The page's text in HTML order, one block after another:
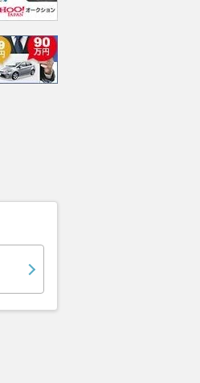
ト ロールスロイス ゴ